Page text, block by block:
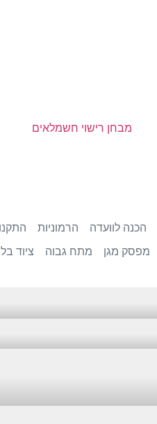
מבחן רישוי חשמלאים
הכנה לוועדה הרמוניות
מפסק מגן מתח גבוה ציוד